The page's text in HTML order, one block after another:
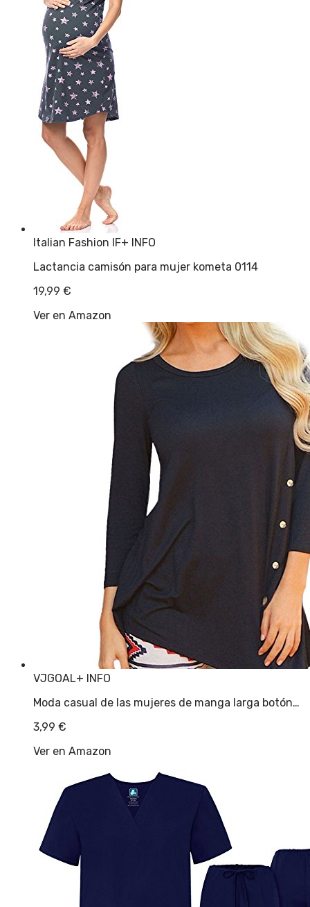
Italian Fashion IF+ INFO
Lactancia camisón para mujer kometa 0114
19,99 €
Ver en Amazon
VJGOAL+ INFO
Moda casual de las mujeres de manga larga botón…
3,99 €
Ver en Amazon